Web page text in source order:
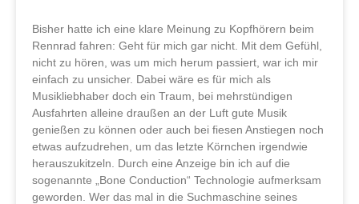
Bisher hatte ich eine klare Meinung zu Kopfhörern beim
Rennrad fahren: Geht für mich gar nicht. Mit dem Gefühl,
nicht zu hören, was um mich herum passiert, war ich mir
einfach zu unsicher. Dabei wäre es für mich als
Musikliebhaber doch ein Traum, bei mehrstündigen
Ausfahrten alleine draußen an der Luft gute Musik
genießen zu können oder auch bei fiesen Anstiegen noch
etwas aufzudrehen, um das letzte Körnchen irgendwie
herauszukitzeln. Durch eine Anzeige bin ich auf die
sogenannte „Bone Conduction“ Technologie aufmerksam
geworden. Wer das mal in die Suchmaschine seines